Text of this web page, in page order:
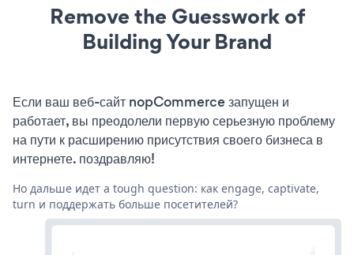
Remove the Guesswork of
Building Your Brand
Если ваш веб-сайт nopCommerce запущен и
работает, вы преодолели первую серьезную проблему
на пути к расширению присутствия своего бизнеса в
интернете. поздравляю!
Но дальше идет a tough question: как engage, captivate,
turn и поддержать больше посетителей?